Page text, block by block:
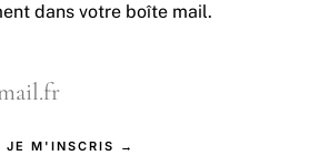
dans votre boîte mail.
JE M'INSCRIS →